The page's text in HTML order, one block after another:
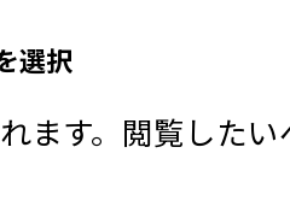
選択
ます。閲覧した